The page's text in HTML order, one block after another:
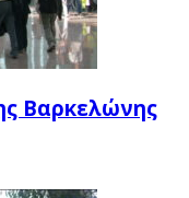
Βαρκελώνης